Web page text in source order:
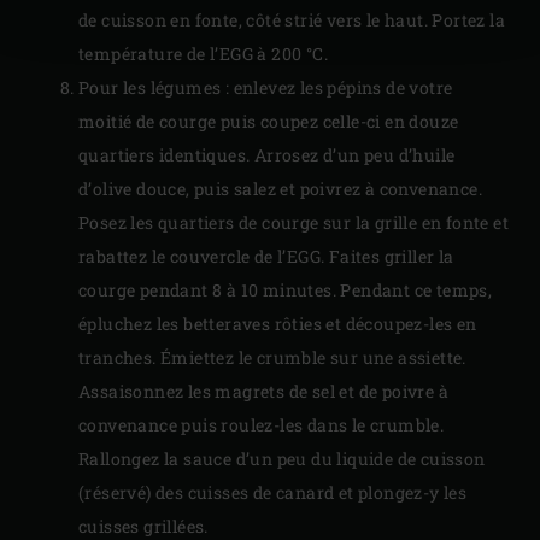
de cuisson en fonte, côté strié vers le haut. Portez la
température de l’EGG à 200 °C.
Pour les légumes : enlevez les pépins de votre
moitié de courge puis coupez celle-ci en douze
quartiers identiques. Arrosez d’un peu d’huile
d’olive douce, puis salez et poivrez à convenance.
Posez les quartiers de courge sur la grille en fonte et
rabattez le couvercle de l’EGG. Faites griller la
courge pendant 8 à 10 minutes. Pendant ce temps,
épluchez les betteraves rôties et découpez-les en
tranches. Émiettez le crumble sur une assiette.
Assaisonnez les magrets de sel et de poivre à
convenance puis roulez-les dans le crumble.
Rallongez la sauce d’un peu du liquide de cuisson
(réservé) des cuisses de canard et plongez-y les
cuisses grillées.